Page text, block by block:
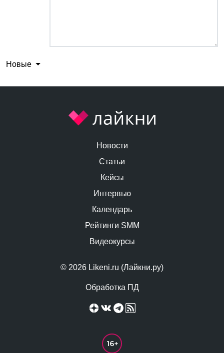
Новые
© 2026 Likeni.ru (Лайкни.ру)
Обработка ПД
Новости
Статьи
Кейсы
Интервью
Календарь
Рейтинги SMM
Видеокурсы